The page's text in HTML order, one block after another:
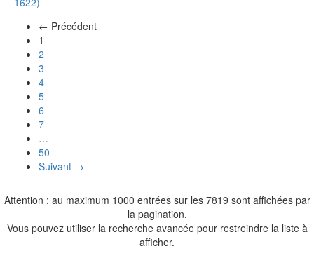
← Précédent
1
2
3
4
5
6
7
…
50
Suivant →
Attention : au maximum 1000 entrées sur les 7819 sont affichées par
la pagination.
Vous pouvez utiliser la recherche avancée pour restreindre la liste à
afficher.